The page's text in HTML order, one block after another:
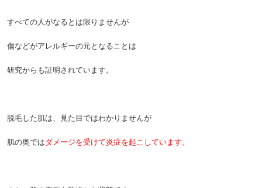
すべての人がなるとは限りませんが
傷などがアレルギーの元となることは
研究からも証明されています。
脱毛した肌は、見た目ではわかりませんが
肌の奥ではダメージを受けて炎症を起こしています。